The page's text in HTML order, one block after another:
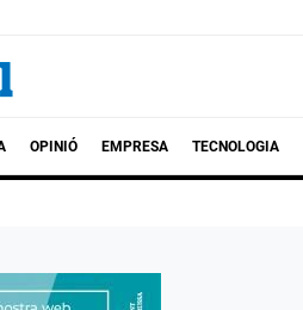
OPINIÓ EMPRESA TECNOLOGIA